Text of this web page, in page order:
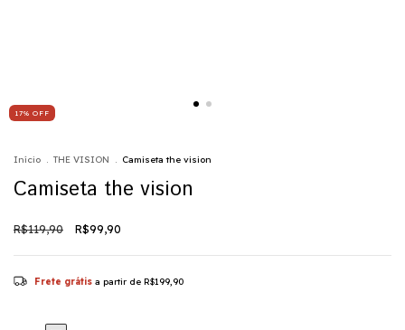
17% OFF
Início . THE VISION . Camiseta the vision
Camiseta the vision
R$119,90 R$99,90
Frete grátis a partir de R$199,90